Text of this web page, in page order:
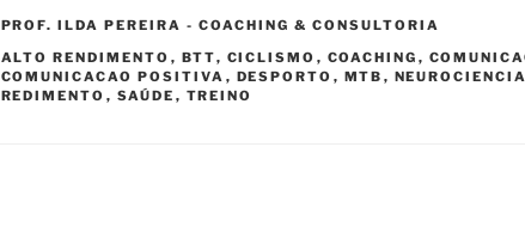
CATEGORIAS
PROF. ILDA PEREIRA - COACHING & CONSULTORIA
ETIQUETAS
ALTO RENDIMENTO , BTT, CICLISMO , COACHING ,
COMUNICACAO POSITIVA , DESPORTO , MTB , NEUROCIENCIA
REDIMENTO , SAÚDE , TREINO